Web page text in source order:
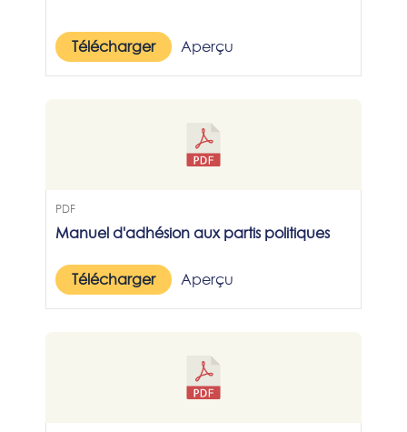
Télécharger Aperçu
PDF
Manuel d'adhésion aux partis politiques
Télécharger Aperçu